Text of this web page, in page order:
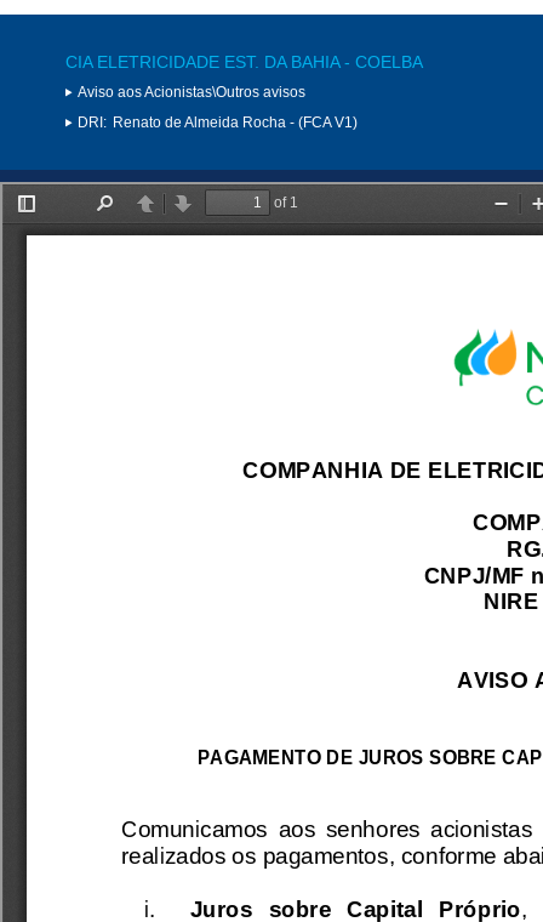
CIA ELETRICIDADE EST. DA BAHIA - COELBA
Aviso aos Acionistas\Outros avisos
DRI: Renato de Almeida Rocha - (FCA V1)